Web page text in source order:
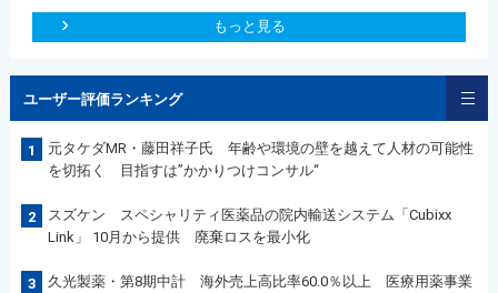
もっと見る
ユーザー評価ランキング
1
元タケダMR・藤田祥子氏 年齢や環境の壁を越えて人材の可能性
を切拓く 目指すは”かかりつけコンサル“
2
スズケン スペシャリティ医薬品の院内輸送システム「Cubixx
Link」 10月から提供 廃棄ロスを最小化
3
久光製薬・第8期中計 海外売上高比率60.0％以上 医療用薬事業